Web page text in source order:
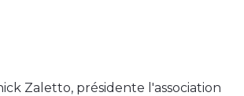
Zaletto, présidente l'association